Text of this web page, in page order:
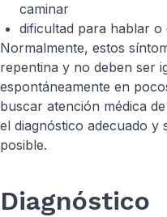
caminar
dificultad para hablar
Normalmente, estos
repentina y no deben ser
espontáneamente en
buscar atención médica
el diagnóstico adecuado y
posible.
Diagnóstico